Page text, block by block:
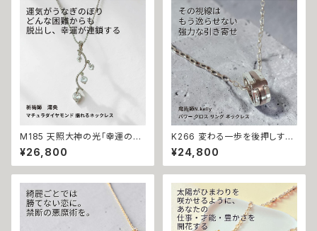
トーン10金 さくら チェリー 魔術
強力 悪魔術 黒魔術 おまじない
呪 本物 魔術師 金運 財運 収入
アップ 臨時収入 略奪 ライバル
縁結び お守り 開運
願望成就 開運 開運グッズ 恋愛
成就 引き寄せ 運命 成功運 人
間関係 良縁 良縁成就 人気運
魅了 モテ 運気 恋愛 おまもり
M185 天照大神の光「幸運の連
鎖」運が味方し誰もがあなたを
応援 大開運 成功・金運・良縁 マ
チュラダイヤモンド 揺れるネッ
パワーストーン 天然石 ご利益
お守り 霊感霊視 スピリチュアル
強運 神社 神様
¥26,800
K266 変わる一歩を後押しする
【強力な引き寄せ】アフロディテ
の神秘パワー クロス リング ネ
ックレス｜復縁・片思い成就 N.
結び 魅力アップ エネルギー 魅
力 魔力 魔術 白魔術 願い 叶う
結び 開運 強運 本物 パワースト
ーン お守り 強力 男女兼用
¥24,800